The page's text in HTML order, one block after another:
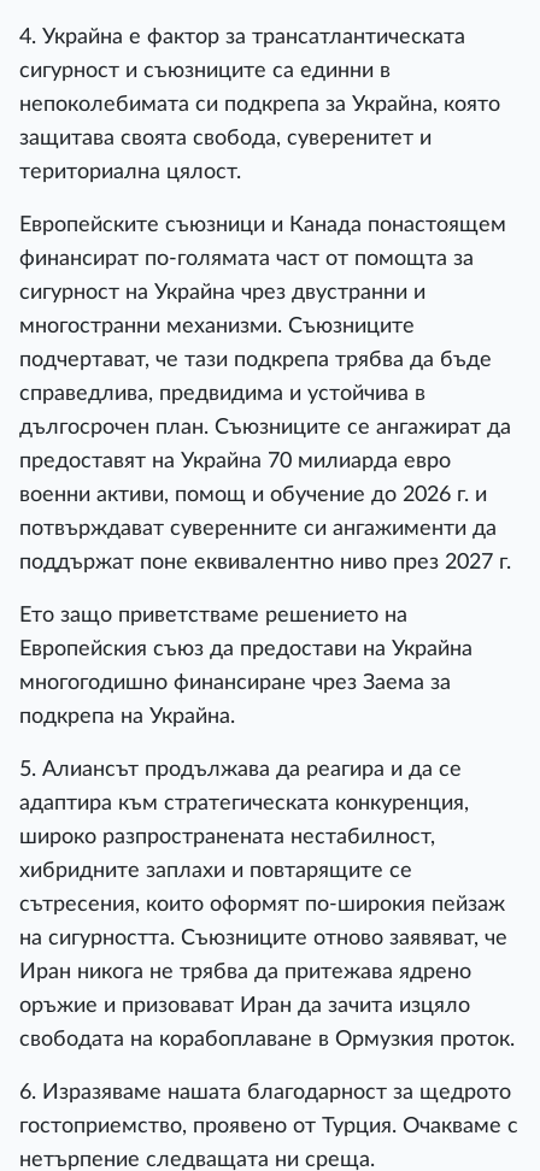
4. Украйна е фактор за трансатлантическата
сигурност и съюзниците са единни в
непоколебимата си подкрепа за Украйна, която
защитава своята свобода, суверенитет и
териториална цялост.
Европейските съюзници и Канада понастоящем
финансират по-голямата част от помощта за
сигурност на Украйна чрез двустранни и
многостранни механизми. Съюзниците
подчертават, че тази подкрепа трябва да бъде
справедлива, предвидима и устойчива в
дългосрочен план. Съюзниците се ангажират да
предоставят на Украйна 70 милиарда евро
военни активи, помощ и обучение до 2026 г. и
потвърждават суверенните си ангажименти да
поддържат поне еквивалентно ниво през 2027 г.
Ето защо приветстваме решението на
Европейския съюз да предостави на Украйна
многогодишно финансиране чрез Заема за
подкрепа на Украйна.
5. Алиансът продължава да реагира и да се
адаптира към стратегическата конкуренция,
широко разпространената нестабилност,
хибридните заплахи и повтарящите се
сътресения, които оформят по-широкия пейзаж
на сигурността. Съюзниците отново заявяват, че
Иран никога не трябва да притежава ядрено
оръжие и призовават Иран да зачита изцяло
свободата на корабоплаване в Ормузкия проток.
6. Изразяваме нашата благодарност за щедрото
гостоприемство, проявено от Турция. Очакваме с
нетърпение следващата ни среща.